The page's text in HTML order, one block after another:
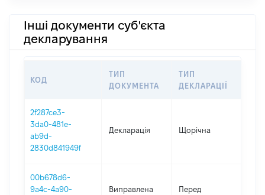
Інші документи суб'єкта
декларування
КОД
ТИП
ДОКУМЕНТА
ТИП
ДЕКЛАРАЦІЇ
2f287ce3-
3da0-481e-
ab9d-
2830d841949f
Декларація Щорічна
00b678d6-
9a4c-4a90-
Виправлена
Перед